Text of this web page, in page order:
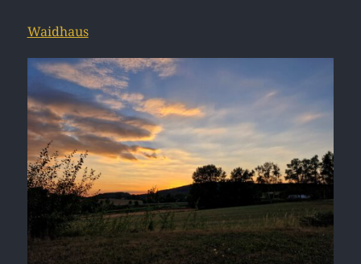
Waidhaus